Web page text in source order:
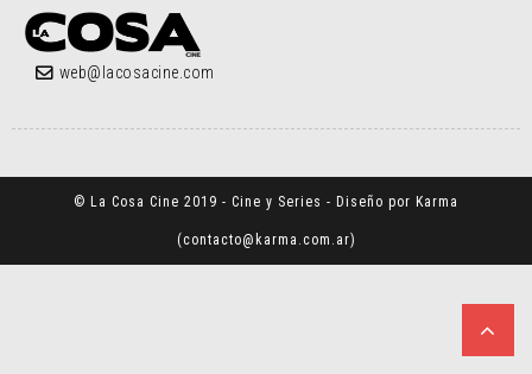
web@lacosacine.com
© La Cosa Cine 2019 - Cine y Series - Diseño por Karma
(contacto@karma.com.ar)